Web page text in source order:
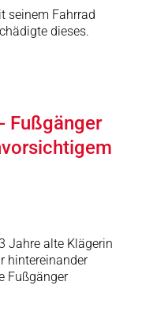
seinem Fahrrad
dieses.
Fußgänger
Jahre alte Klägerin
hintereinander
Fußgänger